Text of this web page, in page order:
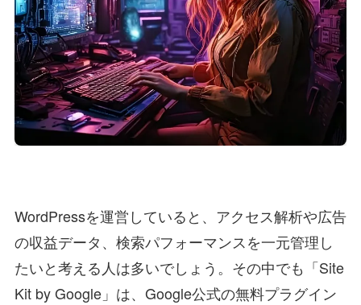
WordPressを運営していると、アクセス解析や広告
の収益データ、検索パフォーマンスを一元管理し
たいと考える人は多いでしょう。その中でも「Site
Kit by Google」は、Google公式の無料プラグイン